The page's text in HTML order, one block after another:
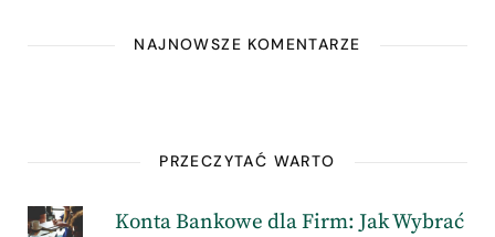
NAJNOWSZE KOMENTARZE
PRZECZYTAĆ WARTO
Konta Bankowe dla Firm: Jak Wybrać